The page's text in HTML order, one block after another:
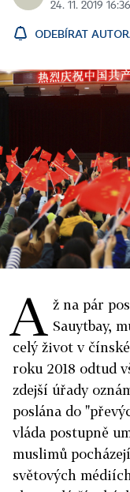
24. 11. 2019
ODEBÍRAT
A ž na pár
Sauytbay,
celý život v
roku 2018 odtud
zdejší úřady
poslána do
vláda postupně
muslimů
světových